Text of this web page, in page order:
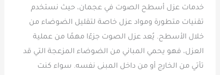
خدمات عزل أسطح الصوت في عجمان، حيث نستخدم
تقنيات متطورة ومواد عزل خاصة لتقليل الضوضاء من
خلال الأسطح. يُعد عزل الصوت جزءًا مهمًا من عملية
العزل، فهو يحمي المباني من الضوضاء المزعجة التي قد
تأتي من الخارج أو من داخل المبنى نفسه. سواء كنت